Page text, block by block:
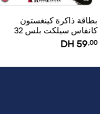
بطاقة ذاكرة كينغستون
كانفاس سيلكت بلس 32
جيجابايت مايكرو إس دي اتش
سي يو إس - آي كلاس 10
59,00